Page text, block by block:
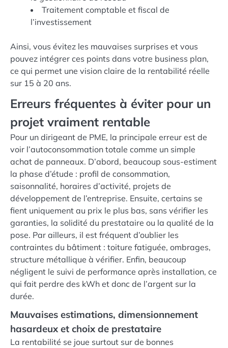
Traitement comptable et fiscal de
l’investissement
Ainsi, vous évitez les mauvaises surprises et vous
pouvez intégrer ces points dans votre business plan,
ce qui permet une vision claire de la rentabilité réelle
sur 15 à 20 ans.
Erreurs fréquentes à éviter pour un
projet vraiment rentable
Pour un dirigeant de PME, la principale erreur est de
voir l’autoconsommation totale comme un simple
achat de panneaux. D’abord, beaucoup sous-estiment
la phase d’étude : profil de consommation,
saisonnalité, horaires d’activité, projets de
développement de l’entreprise. Ensuite, certains se
fient uniquement au prix le plus bas, sans vérifier les
garanties, la solidité du prestataire ou la qualité de la
pose. Par ailleurs, il est fréquent d’oublier les
contraintes du bâtiment : toiture fatiguée, ombrages,
structure métallique à vérifier. Enfin, beaucoup
négligent le suivi de performance après installation, ce
qui fait perdre des kWh et donc de l’argent sur la
durée.
Mauvaises estimations, dimensionnement
hasardeux et choix de prestataire
La rentabilité se joue surtout sur de bonnes